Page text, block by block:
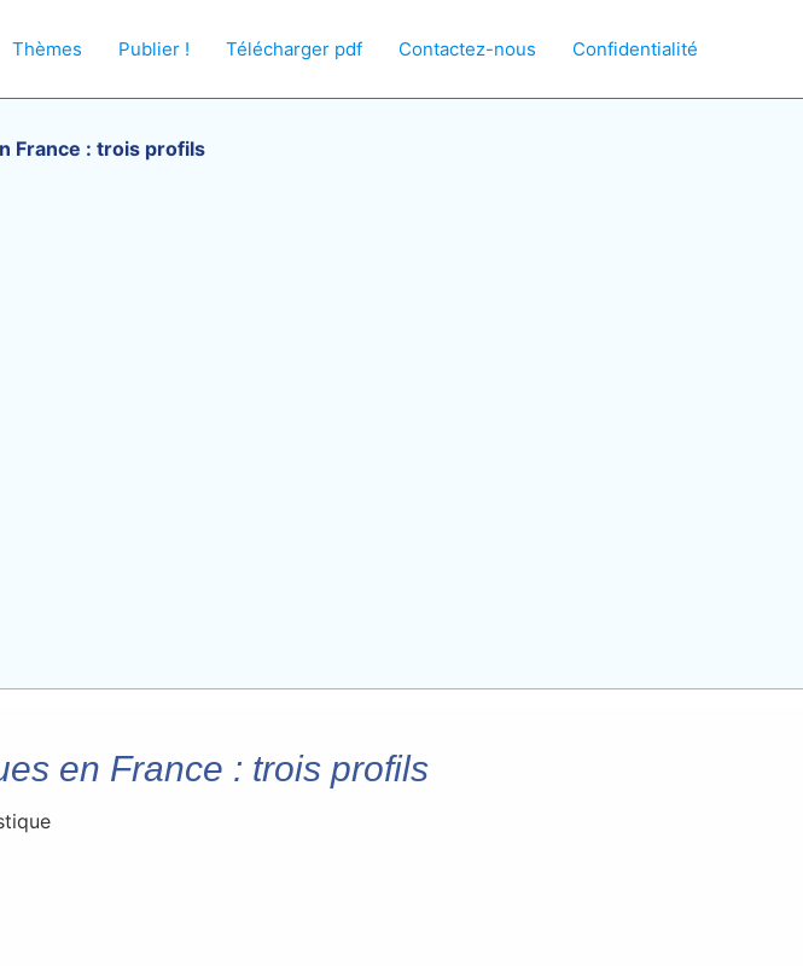
Thèmes Publier ! Télécharger pdf Contactez-nous Confidentialité
France : trois profils
en France : trois profils